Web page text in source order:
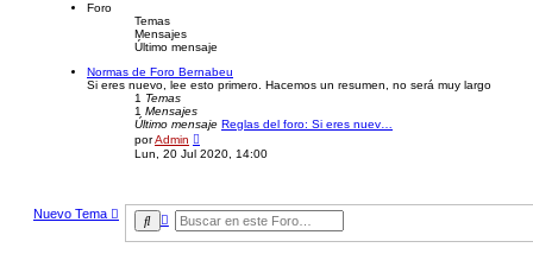
Foro
Temas
Mensajes
Último mensaje
Normas de Foro Bernabeu
Si eres nuevo, lee esto primero. Hacemos un resumen, no será muy largo
1 Temas
1 Mensajes
Último mensaje Reglas del foro: Si eres nuev…
porAdmin
e
t
i
m
o
Lun, 20 Jul 2020, 14:00
Nuevo Tema
B
u
B
ú
s